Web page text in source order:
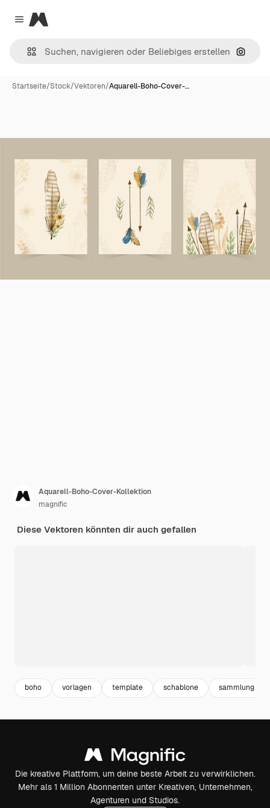
Close menu
Magnific
Nach
Startseite/Stock/Vektoren/Aquarell-Boho-Cover-…
Aquarell-Boho-Cover-Kollektion
magnific
Diese Vektoren könnten dir auch gefallen
boho vorlagen template schablone sammlung
Die kreative Plattform, um deine beste Arbeit zu verwirklichen.
Mehr als 1 Million Abonnenten unter Kreativen, Unternehmen,
Agenturen und Studios.